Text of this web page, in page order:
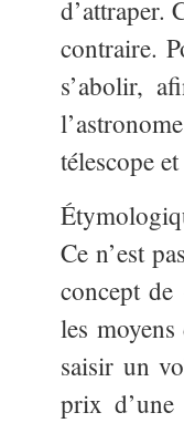
d’attraper.
contraire.
s’abolir,
télescope
Ce n’est
concept
les
saisir un
prix